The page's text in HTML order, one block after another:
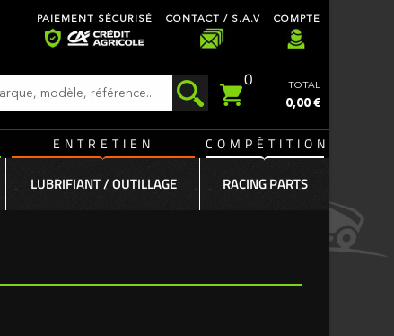
PAIEMENT SÉCURISÉ CONTACT / S.A.V COMPTE
0 TOTAL
0,00 €
ENTRETIEN COMPÉTITION
LUBRIFIANT / OUTILLAGE RACING PARTS